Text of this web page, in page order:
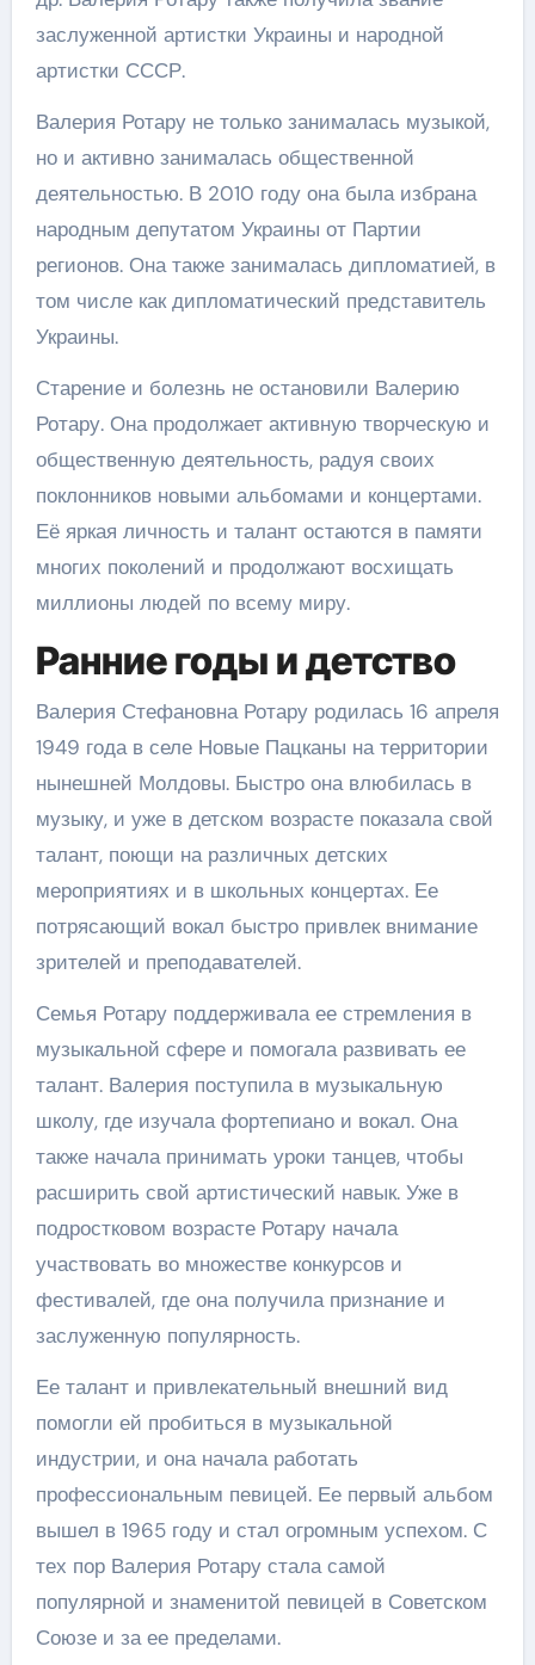
заслуженной артистки Украины и народной
артистки СССР.
Валерия Ротару не только занималась музыкой,
но и активно занималась общественной
деятельностью. В 2010 году она была избрана
народным депутатом Украины от Партии
регионов. Она также занималась дипломатией, в
том числе как дипломатический представитель
Украины.
Старение и болезнь не остановили Валерию
Ротару. Она продолжает активную творческую и
общественную деятельность, радуя своих
поклонников новыми альбомами и концертами.
Её яркая личность и талант остаются в памяти
многих поколений и продолжают восхищать
миллионы людей по всему миру.
Ранние годы и детство
Валерия Стефановна Ротару родилась 16 апреля
1949 года в селе Новые Пацканы на территории
нынешней Молдовы. Быстро она влюбилась в
музыку, и уже в детском возрасте показала свой
талант, поющи на различных детских
мероприятиях и в школьных концертах. Ее
потрясающий вокал быстро привлек внимание
зрителей и преподавателей.
Семья Ротару поддерживала ее стремления в
музыкальной сфере и помогала развивать ее
талант. Валерия поступила в музыкальную
школу, где изучала фортепиано и вокал. Она
также начала принимать уроки танцев, чтобы
расширить свой артистический навык. Уже в
подростковом возрасте Ротару начала
участвовать во множестве конкурсов и
фестивалей, где она получила признание и
заслуженную популярность.
Ее талант и привлекательный внешний вид
помогли ей пробиться в музыкальной
индустрии, и она начала работать
профессиональным певицей. Ее первый альбом
вышел в 1965 году и стал огромным успехом. С
тех пор Валерия Ротару стала самой
популярной и знаменитой певицей в Советском
Союзе и за ее пределами.